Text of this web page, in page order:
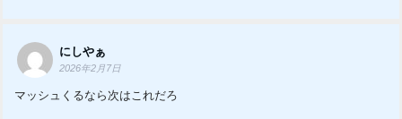
にしやぁ
2026年2月7日
マッシュくるなら次はこれだろ